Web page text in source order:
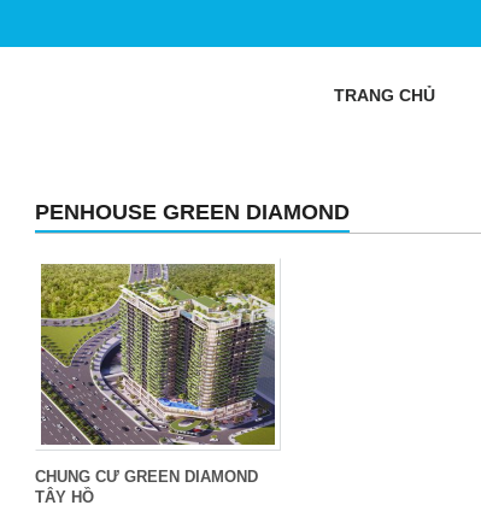
TRANG CHỦ
PENHOUSE GREEN DIAMOND
CHUNG CƯ GREEN DIAMOND
TÂY HỒ